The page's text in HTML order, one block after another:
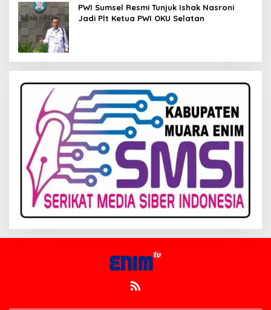
PWI Sumsel Resmi Tunjuk Ishak Nasroni
Jadi Plt Ketua PWI OKU Selatan